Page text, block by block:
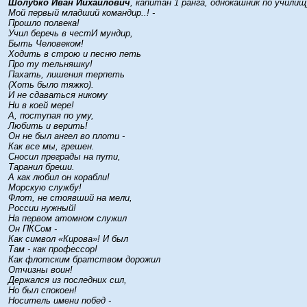
Шолубко Иван Иихайлович, капитан 1 ранга, однокашник по
Мой первый младший командир..! -
Прошло полвека!
Учил беречь в честИ мундир,
Быть Человеком!
Ходить в строю и песню петь
Про ту тельняшку!
Пахать, лишения терпеть
(Хоть было тяжко).
И не сдаваться никому
Ни в коей мере!
А, поступая по уму,
Любить и верить!
Он не был ангел во плоти -
Как все мы, грешен.
Сносил преграды на пути,
Таранил бреши.
А как любил он корабли!
Морскую службу!
Флот, не стоявший на мели,
России нужный!
На первом атомном служил
Он ПКСом -
Как символ «Кирова»! И был
Там - как профессор!
Как флотским братством дорожил
Отчизны воин!
Держался из последних сил,
Но был спокоен!
Носитель имени побед -